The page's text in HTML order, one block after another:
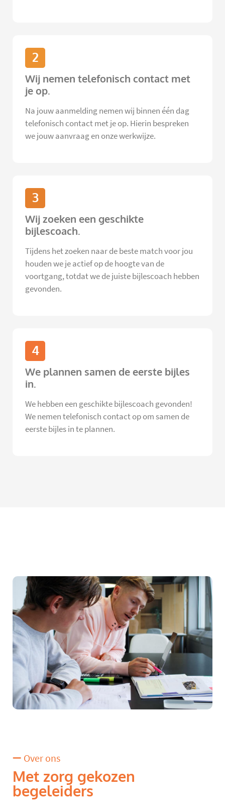
2
Wij nemen telefonisch contact met
je op.
Na jouw aanmelding nemen wij binnen één dag
telefonisch contact met je op. Hierin bespreken
we jouw aanvraag en onze werkwijze.
3
Wij zoeken een geschikte
bijlescoach.
Tijdens het zoeken naar de beste match voor jou
houden we je actief op de hoogte van de
voortgang, totdat we de juiste bijlescoach hebben
gevonden.
4
We plannen samen de eerste bijles
in.
We hebben een geschikte bijlescoach gevonden!
We nemen telefonisch contact op om samen de
eerste bijles in te plannen.
Over ons
Met zorg gekozen
begeleiders